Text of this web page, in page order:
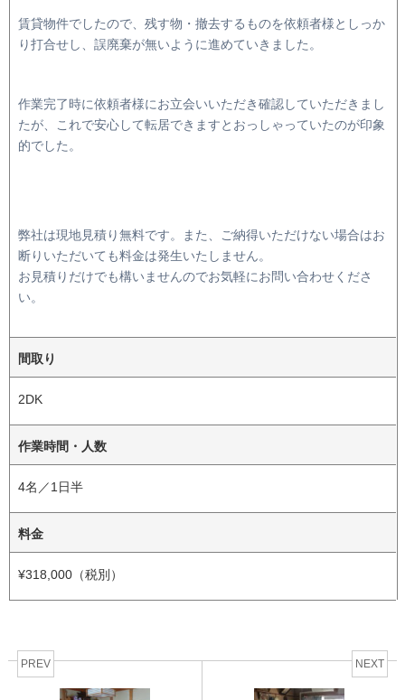
賃貸物件でしたので、残す物・撤去するものを依頼者様としっか
り打合せし、誤廃棄が無いように進めていきました。
作業完了時に依頼者様にお立会いいただき確認していただきまし
たが、これで安心して転居できますとおっしゃっていたのが印象
的でした。
弊社は現地見積り無料です。また、ご納得いただけない場合はお
断りいただいても料金は発生いたしません。
お見積りだけでも構いませんのでお気軽にお問い合わせくださ
い。
間取り
2DK
作業時間・人数
4名／1日半
料金
¥318,000（税別）
PREV NEXT